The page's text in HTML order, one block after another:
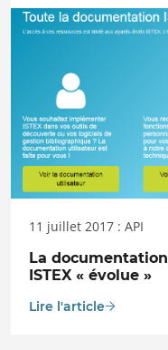
11 juillet 2017 : API
La documentation
ISTEX « évolue »
Lire l'article